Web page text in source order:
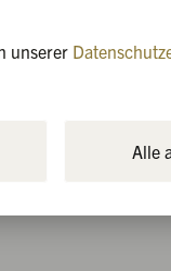
für den
oder als
Speck,
& heißen
unserer
Alle